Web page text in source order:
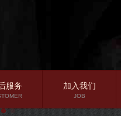
服务 加入我们
JOB